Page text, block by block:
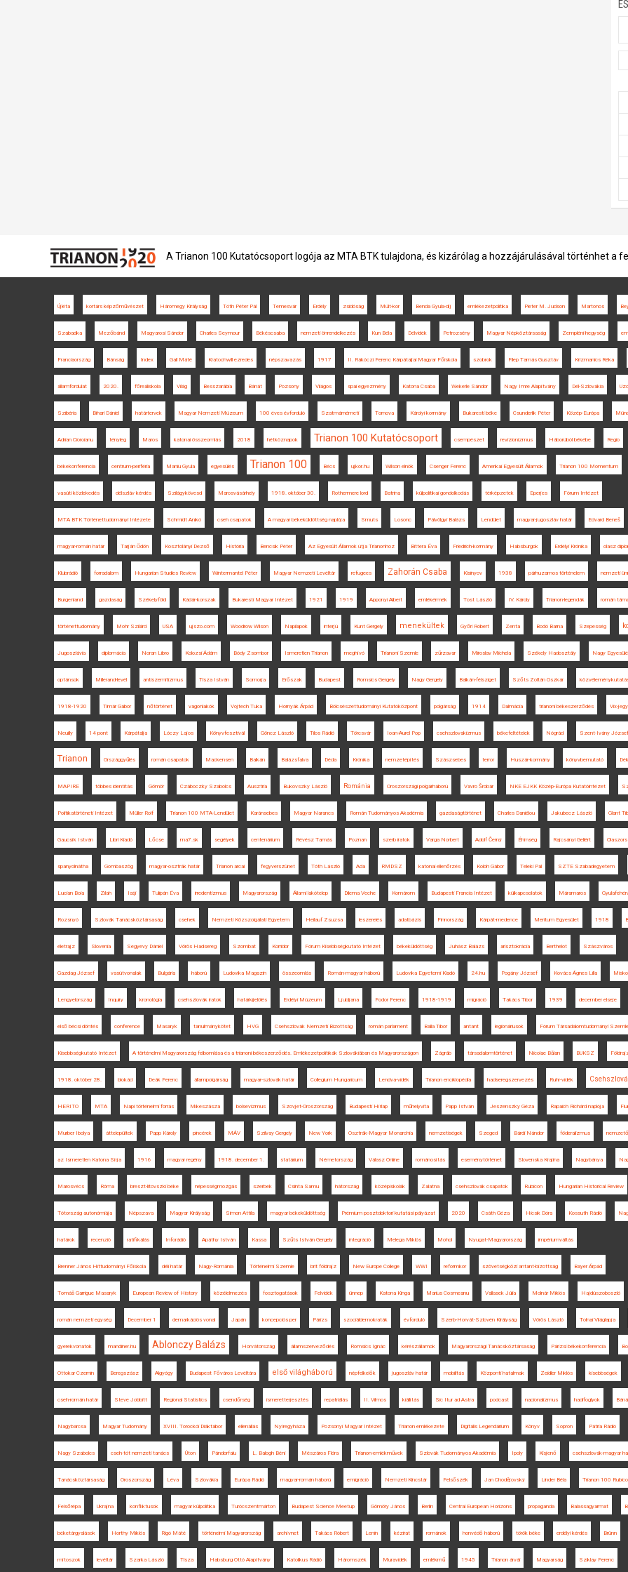
A Trianon 100 Kutatócsoport logója az MTA BTK tulajdona, és kizárólag a hozzájárulásával történhet a
Újléta kortárs képzőművészet Háromegy Királyság Tóth Péter Pál Temesvár Erdély zsidóság Múlt-kor Benda Gyula-díj emlékezetpolitika Pieter M. Judson Martonos
Szabadka Mezőbánd Magyarosi Sándor Charles Seymour Békéscsaba nemzeti önrendelkezés Kun Béla Délvidék Petrozsény Magyar Népköztársaság Zempléni-hegység
Franciaország Bánság Index Gali Máté Kratochwill ezredes népszavazás 1917 II. Rákóczi Ferenc Kárpátaljai Magyar Főiskola szobrok Filep Tamás Gusztáv Krizmanics Réka
államfordulat 2020. főreáliskola Világ Besszarábia Bánát Pozsony Világos spai egyezmény Katona Csaba Wekerle Sándor Nagy Imre Alapítvány Dél-Szlovákia
Szibéria Bihari Dániel határtervek Magyar Nemzeti Múzeum 100 éves évforduló Szatmárnémeti Tornova Károlyi-kormány Bukaresti béke Csunderlik Péter Közép-Európa
Adrian Cioroianu tényleg Maros katonai összeomlás 2018 hétköznapok Trianon 100 Kutatócsoport csempészet revizionizmus Háborúból békébe Regio
békekonferencia centrum-periféria Maniu Gyula egyesülés Trianon 100 Bécs ujkor.hu Wilson elnök Csenger Ferenc Amerikai Egyesült Államok Trianon 100 Momentum
vasúti közlekedés délszláv kérdés Szilágykövesd Marosvásárhely 1918. október 30. Rothermere lord Batrina külpolitikai gondolkodás térképzetek Eperjes Fórum Intézet
MTA BTK Történettudományi Intézete Schmidt Anikó cseh csapatok A magyar békeküldöttség naplója Smuts Losonc Pálvölgyi Balázs Lendület magyar-jugoszláv határ Edvard Beneš
magyar-román határ Tarján Ödön Kosztolányi Dezső História Bencsik Péter Az Egyesült Államok útja Trianonhoz Bittera Éva Friedrich-kormány Habsburgok Erdélyi Krónika olasz
Klubrádió forradalom Hungarian Studies Review Wintermantel Péter Magyar Nemzeti Levéltár refugees Zahorán Csaba Kisinyov 1938 párhuzamos történelem nemzeti
Burgenland gazdaság Székelyföld Kádár-korszak Bukaresti Magyar Intézet 1921 1919 Apponyi Albert emlékérmék Tost László IV. Károly Trianon-legendák román
történettudomány Mohr Szilárd USA ujszo.com Woodrow Wilson Napilapok interjú Kunt Gergely menekültek Győri Róbert Zenta Bodó Barna Szepesség
Jugoszlávia diplomácia Noran Libro Kolozsi Ádám Bódy Zsombor Ismeretlen Trianon meghívó Trianoni Szemle zűrzavar Miroslav Michela Székely Hadosztály Nagy
optánsok Millerand-levél antiszemitizmus Tisza István Somorja Erőszak Budapest Romsics Gergely Nagy Gergely Balkán-félsziget Szőts Zoltán Oszkár
1918-1920 Timár Gábor nőtörténet vagonlakók Vojtech Tuka Hornyák Árpád Bölcsészettudományi Kutatóközpont polgárság 1914 Dalmácia trianoni békeszerződés Vix-
Neuilly 14 pont Kárpátalja Lóczy Lajos Könyvfesztivál Göncz László Tilos Rádió Törcsvár Ioan-Aurel Pop csehszlovakizmus békefeltételek Nógrád Szent-Ivány József
Trianon Országgyűlés román csapatok Mackensen Balkán Balázsfalva Déda Krónika nemzetépítés Szászsebes terror Huszár-kormány könyvbemutató
MAPIRE többes identitás Gömör Czáboczky Szabolcs Ausztria Bukovszky László Románia Oroszországi polgárháború Vavro Šrobár NKE EJKK Közép-Európa Kutatóintézet
Politikatörténeti Intézet Müller Rolf Trianon 100 MTA-Lendület Karánsebes Magyar Narancs Román Tudományos Akadémia gazdaságtörténet Charles Daniélou Jakubecz László Glant
Gaucsík István Libri Kiadó Lőcse ma7.sk segélyek centenárium Révész Tamás Poznan szerb iratok Varga Norbert Adolf Černý Éhínség Rajcsányi Gellért
spanyolnátha Gombaszög magyar-osztrák határ Trianon arcai fegyverszünet Tóth László Ada RMDSZ katonai ellenőrzés Koloh Gábor Teleki Pál SZTE Szabadegyetem
Lucian Boia Zilah Iaşi Tulipán Éva irredentizmus Magyarország Állami lakótelep Dilema Veche Komárom Budapesti Francia Intézet külkapcsolatok Máramaros
Rozsnyó Szlovák Tanácsköztársaság csehek Nemzeti Közszolgálati Egyetem Heilauf Zsuzsa leszerelés adatbázis Finnország Kárpát-medence Meritum Egyesület 1918
életrajz Slovenia Segyevy Dániel Vörös Hadsereg Szombat Korridor Fórum Kisebbségkutató Intézet békeküldöttség Juhász Balázs arisztokrácia Berthelot Szászváros
Gazdag József vasútvonalak Bulgária háború Ludovika Magazin összeomlás Román-magyar háború Ludovika Egyetemi Kiadó 24.hu Pogány József Kovács Ágnes Lilla
Lengyelország Inquiry kronológia csehszlovák iratok határkijelölés Erdélyi Múzeum Ljubljana Fodor Ferenc 1918-1919 migráció Takács Tibor 1939 december elseje
első bécsi döntés conference Masaryk tanulmánykötet HVG Csehszlovák Nemzeti Bizottság román parlament Balla Tibor antant legionáriusok Fórum Társadalomtudományi Szemle
Kisebbségkutató Intézet A történelmi Magyarország felbomlása és a trianoni békeszerződés. Emlékezetpolitikák Szlovákiában és Magyarországon Zágráb társadalomtörténet Nicolae Bălan BUKSZ
1918. október 28. blokád Deák Ferenc állampolgárság magyar-szlovák határ Collegium Hungaricum Lendva-vidék Trianon enciklopédia hadseregszervezés Ruhr-vidék
HERITO MTA Napi történelmi forrás Mikeszásza bolsevizmus Szovjet-Oroszország Budapesti Hírlap műhelyvita Papp István Jeszenszky Géza Rapaich Richárd naplója
Murber Ibolya áttelepültek Papp Károly pincérek MÁV Szilvay Gergely New York Osztrák-Magyar Monarchia nemzetiségek Szeged Bárdi Nándor föderalizmus
az Ismeretlen Katona Sírja 1916 magyar regény 1918. december 1. statárium Németország Válasz Online románosítás eseménytörténet Slovenska Krajina Nagybánya
Marosvécs Róma breszt-litovszki béke népességmozgás szerbek Csinta Samu hátország középiskolák Zalatna csehszlovák csapatok Rubicon Hungarian Historical Review
Tótország autonómiája Népszava Magyar Királyság Simon Attila magyar békeküldöttség Prémium posztdoktori kutatási pályázat 2020 Csáth Géza Hicsik Dóra Kossuth Rádió
határok recenzió ratifikálás Inforádió Apáthy István Kassa Szűts István Gergely integráció Melega Miklós Mohol Nyugat-Magyarország impériumváltás
Brenner János Hittudományi Főiskola déli határ Nagy-Románia Történelmi Szemle brit földrajz New Europe College WWI reformkor szövetségközi antant-bizottság Bayer Árpád
Tomáš Garrigue Masaryk European Review of History közélelmezés fosztogatások Felvidék ünnep Katona Kinga Marius Cosmeanu Vallasek Júlia Molnár Miklós Hajdúszoboszló
román nemzeti egység December 1 demarkációs vonal Japán koncepciós per Párizs szociáldemokraták évforduló Szerb-Horvát-Szlovén Királyság Vörös László Tolnai Világlapja
gyerekvonatok mandiner.hu Ablonczy Balázs Horvátország államszerveződés Romsics Ignác kérészállamok Magyarországi Tanácsköztársaság Párizsi békekonferencia
Ottokar Czernin Beregszász Algyógy Budapest Főváros Levéltára első világháború népfelkelők jugoszláv határ mobilitás Központi hatalmak Zeidler Miklós kisebbségek
cseh-román határ Steve Jobbitt Regional Statistics csendőrség ismeretterjesztés repatriálás II. Vilmos kiállítás Sic Itur ad Astra podcast nacionalizmus hadifoglyok
Nagybarcsa Magyar Tudomány XVIII. Torockói Diáktábor ellenállás Nyíregyháza Pozsonyi Magyar Intézet Trianon emlékezete Digitális Legendárium Könyv Sopron Pátria Rádió
Nagy Szabolcs cseh-tót nemzeti tanács Úton Pándorfalu L. Balogh Béni Mészáros Flóra Trianon-emlékművek Szlovák Tudományos Akadémia Ipoly Kisjenő csehszlovák-magyar
Tanácsköztársaság Oroszország Léva Szlovákia Európa Rádió magyar-román háború emigráció Nemzeti Kincstár Felsőszék Jan Chodějovský Linder Béla Trianon 100
Felsőrépa Ukrajna konfliktusok magyar külpolitika Turócszentmárton Budapest Science Meetup Gömöry János Berlin Central European Horizons propaganda Balassagyarmat
béketárgyalások Horthy Miklós Rigó Máté történelmi Magyarország archívnet Takács Róbert Lenin kézirat románok honvédő háború török béke erdélyi kérdés Brünn
mítoszok levéltár Szarka László Tisza Habsburg Ottó Alapítvány Katolikus Rádió Háromszék Muravidék emlékmű 1945 Trianon árvái Magyarság Sziklay Ferenc